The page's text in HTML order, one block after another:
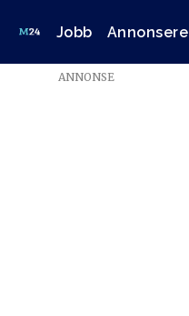
Jobb Annonsere
ANNONSE